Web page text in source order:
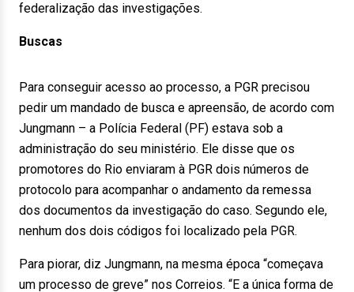
federalização das investigações.
Buscas
Para conseguir acesso ao processo, a PGR precisou
pedir um mandado de busca e apreensão, de acordo com
Jungmann – a Polícia Federal (PF) estava sob a
administração do seu ministério. Ele disse que os
promotores do Rio enviaram à PGR dois números de
protocolo para acompanhar o andamento da remessa
dos documentos da investigação do caso. Segundo ele,
nenhum dos dois códigos foi localizado pela PGR.
Para piorar, diz Jungmann, na mesma época “começava
um processo de greve” nos Correios. “E a única forma de